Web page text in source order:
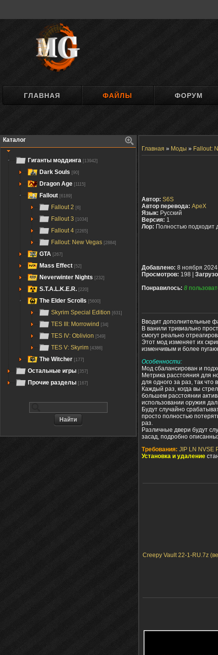
ГЛАВНАЯ ФАЙЛЫ ФОРУМ
Каталог
Гиганты моддинга [13942]
Dark Souls [90]
Dragon Age [1115]
Fallout [6189]
Fallout 2 [6]
Fallout 3 [1034]
Fallout 4 [2265]
Fallout: New Vegas [2884]
GTA [267]
Mass Effect [52]
Neverwinter Nights [232]
S.T.A.L.K.E.R. [220]
The Elder Scrolls [5600]
Skyrim Special Edition [631]
TES III: Morrowind [34]
TES IV: Oblivion [549]
TES V: Skyrim [4386]
The Witcher [177]
Остальные игры [357]
Прочие разделы [167]
Главная » Моды » Fallout:
Автор: S6S
Автор перевода: ApeX
Язык: Русский
Версия: 1
Лор: Полностью подходит
Добавлено: 8 ноября 2024
Просмотров: 198 |
Понравилось: 8
Вводит дополнительные
В ванили тривиально
смогут реально
Этот мод изменяет их
изменчивым и более
Особенности:
Мод сбалансирован и
Метрика расстояния для
для одного за раз, так что
Каждый раз, когда вы
большем расстоянии
использовании оружия
Будут случайно
просто полностью
раз.
Различные двери будут
засад, подробно
Требования: JIP LN NVSE
Установка и удаление
Creepy Vault 22-1-RU.7z